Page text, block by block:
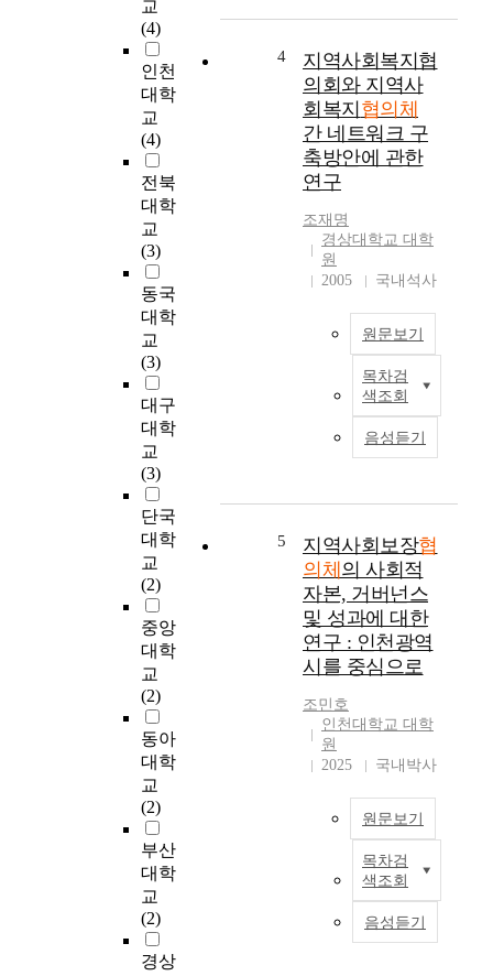
교
(4)
인천
대학
교
(4)
전북
대학
교
(3)
동국
대학
교
(3)
대구
대학
교
(3)
단국
대학
교
(2)
중앙
대학
교
(2)
동아
대학
교
(2)
부산
대학
교
(2)
경상
u
z
4
지역사회복지협
의회와 지역사
회복지 협의체
간 네트워크 구
축방안에 관한
연구
조재명
경상대학교 대학
원
2005
국내석사
원문보기
목차검
색조회
음성듣기
5 지역사회보장협
의체 의 사회적
자본, 거버넌스
및 성과에 대한
연구 : 인천광역
시를 중심으로
조민호
인천대학교 대학
원
2025
국내박사
원문보기
목차검
색조회
음성듣기